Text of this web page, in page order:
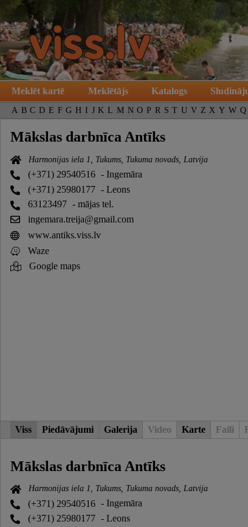
Meklēt kartē Meklētājs Katalogs
A B C D E F G H I J K L M N O P R S T U V Z X Y W Q
Mākslas darbnīca Antīks
Harmonijas iela 1, Tukums, Tukuma novads, Latvija
(+371) 29540516 - Ingemāra
(+371) 25980177 - Leons
63123497 - mājas tel.
ingemara.treija@gmail.com
www.antiks.viss.lv
Waze
Google maps
Viss Piedāvājumi Galerija Video Karte Faili
Mākslas darbnīca Antīks
Harmonijas iela 1, Tukums, Tukuma novads, Latvija
(+371) 29540516 - Ingemāra
(+371) 25980177 - Leons